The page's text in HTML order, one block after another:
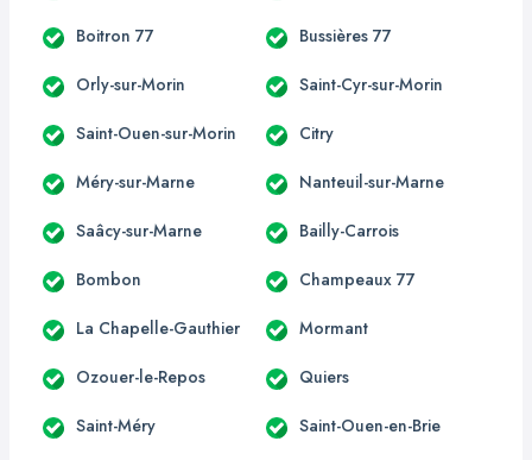
Boitron 77 Bussières 77
Orly-sur-Morin Saint-Cyr-sur-Morin
Saint-Ouen-sur-Morin Citry
Méry-sur-Marne Nanteuil-sur-Marne
Saâcy-sur-Marne Bailly-Carrois
Bombon Champeaux 77
La Chapelle-Gauthier Mormant
Ozouer-le-Repos Quiers
Saint-Méry Saint-Ouen-en-Brie